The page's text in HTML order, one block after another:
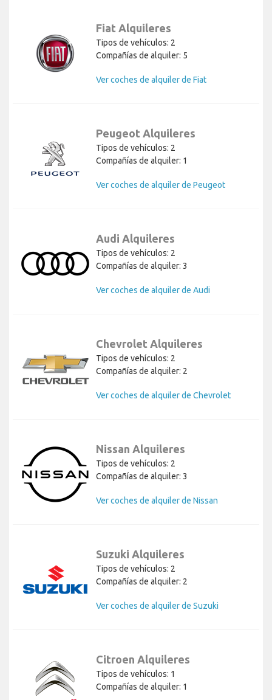
Fiat Alquileres
Tipos de vehículos: 2
Compañías de alquiler: 5
Ver coches de alquiler de Fiat
Peugeot Alquileres
Tipos de vehículos: 2
Compañías de alquiler: 1
Ver coches de alquiler de Peugeot
Audi Alquileres
Tipos de vehículos: 2
Compañías de alquiler: 3
Ver coches de alquiler de Audi
Chevrolet Alquileres
Tipos de vehículos: 2
Compañías de alquiler: 2
Ver coches de alquiler de Chevrolet
Nissan Alquileres
Tipos de vehículos: 2
Compañías de alquiler: 3
Ver coches de alquiler de Nissan
Suzuki Alquileres
Tipos de vehículos: 2
Compañías de alquiler: 2
Ver coches de alquiler de Suzuki
Citroen Alquileres
Tipos de vehículos: 1
Compañías de alquiler: 1